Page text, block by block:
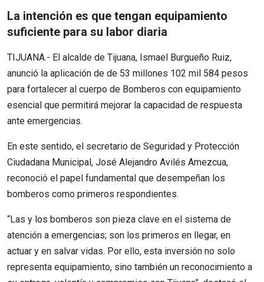
La intención es que tengan equipamiento
suficiente para su labor diaria
TIJUANA.- El alcalde de Tijuana, Ismael Burgueño Ruiz,
anunció la aplicación de de 53 millones 102 mil 584 pesos
para fortalecer al cuerpo de Bomberos con equipamiento
esencial que permitirá mejorar la capacidad de respuesta
ante emergencias.
En este sentido, el secretario de Seguridad y Protección
Ciudadana Municipal, José Alejandro Avilés Amezcua,
reconoció el papel fundamental que desempeñan los
bomberos como primeros respondientes.
“Las y los bomberos son pieza clave en el sistema de
atención a emergencias; son los primeros en llegar, en
actuar y en salvar vidas. Por ello, esta inversión no solo
representa equipamiento, sino también un reconocimiento a